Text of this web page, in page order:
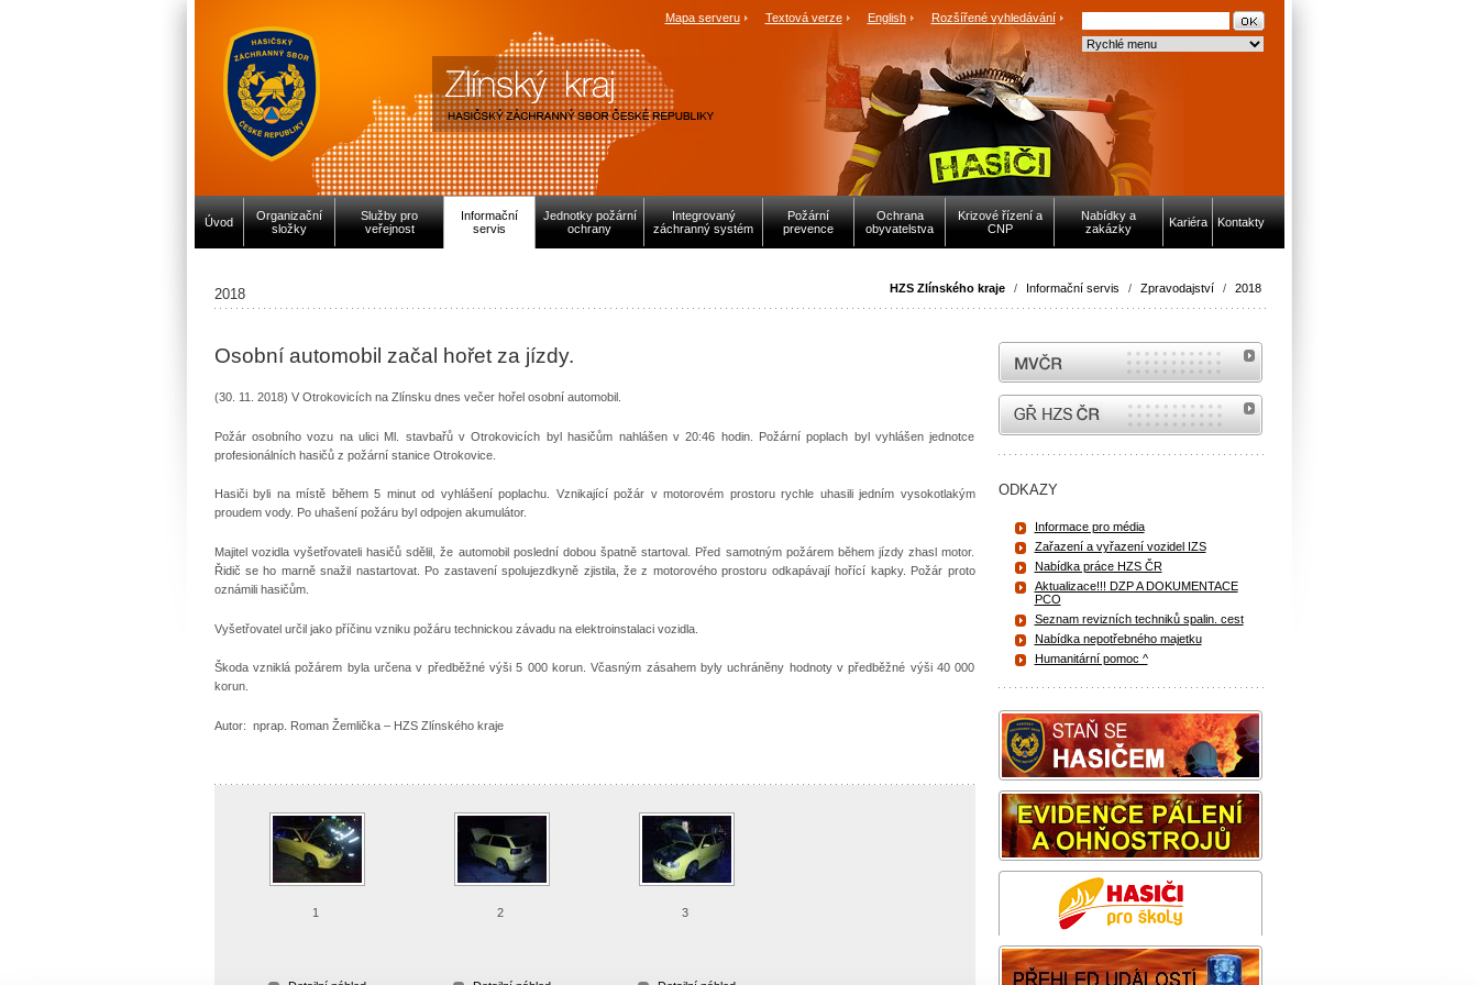
Mapa serveru Textová verze English Rozšířené vyhledávání
Úvod
Organizační
složky
Služby pro
veřejnost
Informační
servis
Jednotky požární
ochrany
Integrovaný
záchranný systém
Požární
prevence
Ochrana
obyvatelstva
Krizové řízení a
CNP
Nabídky a
zakázky
Kariéra Kontakty
HZS Zlínského kraje / Informační servis / Zpravodajství / 2018
2018
Osobní automobil začal hořet za jízdy.
(30. 11. 2018) V Otrokovicích na Zlínsku dnes večer hořel osobní automobil.
Požár osobního vozu na ulici Ml. stavbařů v Otrokovicích byl hasičům nahlášen v 20:46 hodin. Požární poplach byl vyhlášen jednotce
profesionálních hasičů z požární stanice Otrokovice.
Hasiči byli na místě během 5 minut od vyhlášení poplachu. Vznikající požár v motorovém prostoru rychle uhasili jedním vysokotlakým
proudem vody. Po uhašení požáru byl odpojen akumulátor.
Majitel vozidla vyšetřovateli hasičů sdělil, že automobil poslední dobou špatně startoval. Před samotným požárem během jízdy zhasl motor.
Řidič se ho marně snažil nastartovat. Po zastavení spolujezdkyně zjistila, že z motorového prostoru odkapávají hořící kapky. Požár proto
oznámili hasičům.
Vyšetřovatel určil jako příčinu vzniku požáru technickou závadu na elektroinstalaci vozidla.
Škoda vzniklá požárem byla určena v předběžné výši 5 000 korun. Včasným zásahem byly uchráněny hodnoty v předběžné výši 40 000
korun.
Autor: nprap. Roman Žemlička – HZS Zlínského kraje
1 2 3
MVČR
internetové stránky Hasiči ČR
ODKAZY
Informace pro média
Zařazení a vyřazení vozidel IZS
Nabídka práce HZS ČR
Aktualizace!!! DZP A DOKUMENTACE
PCO
Seznam revizních techniků spalin. cest
Nabídka nepotřebného majetku
Humanitární pomoc ^